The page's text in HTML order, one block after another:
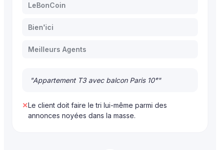
LeBonCoin
Bien'ici
Meilleurs Agents
"Appartement T3 avec balcon Paris 10ᵉ"
✕Le client doit faire le tri lui-même parmi des
annonces noyées dans la masse.